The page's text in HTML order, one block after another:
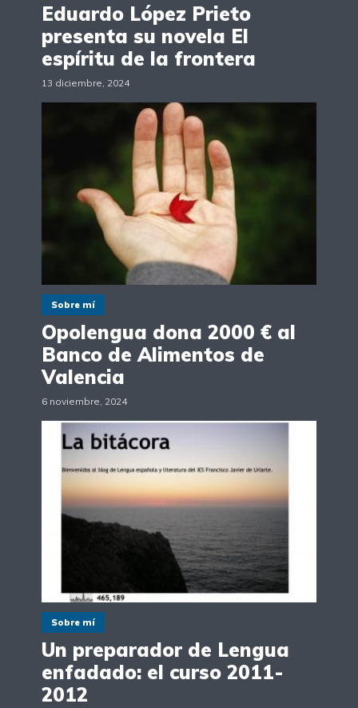
Eduardo López Prieto
presenta su novela El
espíritu de la frontera
13 diciembre, 2024
Sobre mí
Opolengua dona 2000 € al
Banco de Alimentos de
Valencia
6 noviembre, 2024
Sobre mí
Un preparador de Lengua
enfadado: el curso 2011-
2012